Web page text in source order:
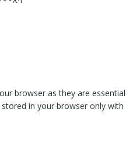
browser as they are essential
in your browser only with